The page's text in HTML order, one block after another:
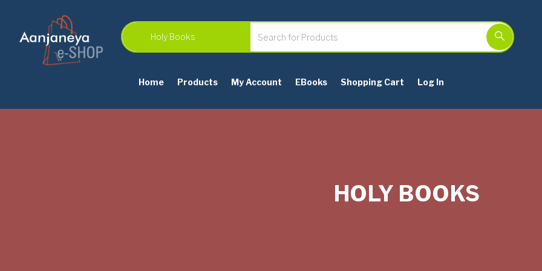
Home Products My Account EBooks Shopping Cart Log In
HOLY BOOKS